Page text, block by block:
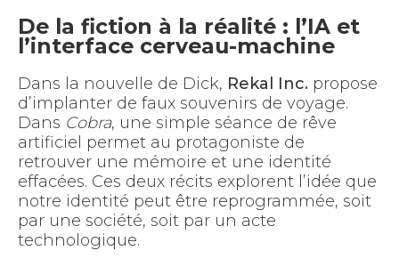
De la fiction à la réalité : l’IA et
l’interface cerveau-machine
Dans la nouvelle de Dick, Rekal Inc. propose
d’implanter de faux souvenirs de voyage.
Dans Cobra, une simple séance de rêve
artificiel permet au protagoniste de
retrouver une mémoire et une identité
effacées. Ces deux récits explorent l’idée que
notre identité peut être reprogrammée, soit
par une société, soit par un acte
technologique.